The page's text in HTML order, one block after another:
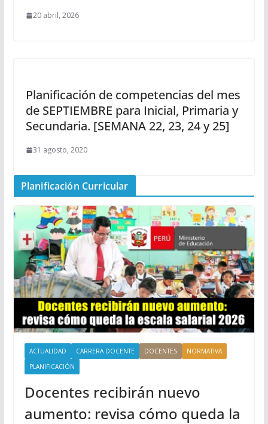
20 abril, 2026
Planificación de competencias del mes
de SEPTIEMBRE para Inicial, Primaria y
Secundaria. [SEMANA 22, 23, 24 y 25]
31 agosto, 2020
Planificación Curricular
ACTUALIDAD CARRERA DOCENTE DOCENTES
NORMATIVA
PLANIFICACIÓN
Docentes recibirán nuevo
aumento: revisa cómo queda la